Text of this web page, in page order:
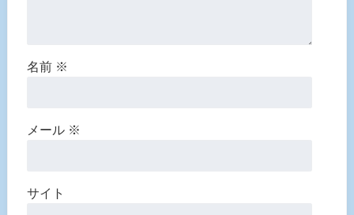
名前 ※
メール ※
サイト